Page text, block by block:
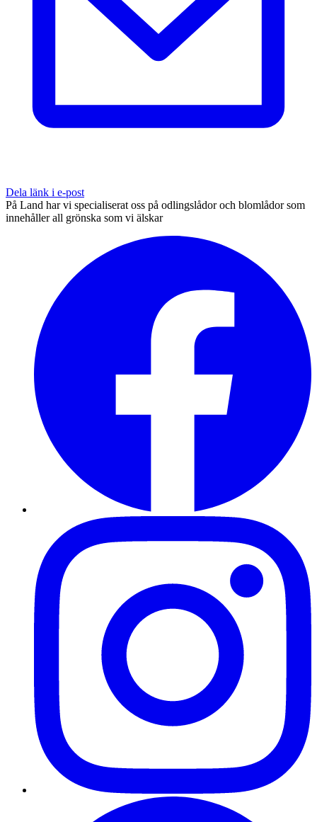
Dela länk i e-post
På Land har vi specialiserat oss på odlingslådor och blomlådor som
innehåller all grönska som vi älskar